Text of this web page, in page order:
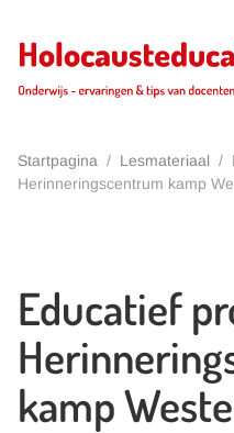
Terug naar hoofdinhoud
Startpagina Lesmateriaal
Herinneringscentrum kamp
Educatief
kamp